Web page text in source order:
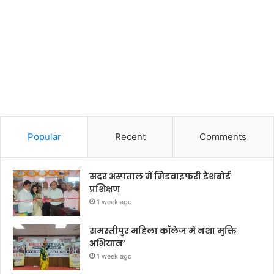
Popular Recent Comments
सदर अस्पताल में मिडवाइफरी डैशबोर्ड
प्रशिक्षण
1 week ago
समस्तीपुर महिला कॉलेज में नशा मुक्ति
अभियान’
1 week ago